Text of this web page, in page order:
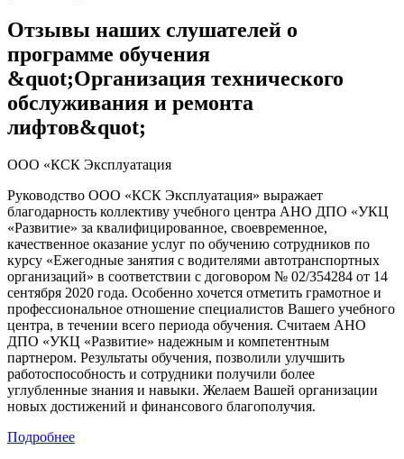
Отзывы наших слушателей о
программе обучения
&quot;Организация технического
обслуживания и ремонта
лифтов&quot;
ООО «КСК Эксплуатация
Руководство ООО «КСК Эксплуатация» выражает
благодарность коллективу учебного центра АНО ДПО «УКЦ
«Развитие» за квалифицированное, своевременное,
качественное оказание услуг по обучению сотрудников по
курсу «Ежегодные занятия с водителями автотранспортных
организаций» в соответствии с договором № 02/354284 от 14
сентября 2020 года. Особенно хочется отметить грамотное и
профессиональное отношение специалистов Вашего учебного
центра, в течении всего периода обучения. Считаем АНО
ДПО «УКЦ «Развитие» надежным и компетентным
партнером. Результаты обучения, позволили улучшить
работоспособность и сотрудники получили более
углубленные знания и навыки. Желаем Вашей организации
новых достижений и финансового благополучия.
Подробнее